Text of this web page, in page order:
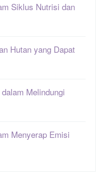
Siklus Nutrisi dan
Hutan yang Dapat
Melindungi
Menyerap Emisi